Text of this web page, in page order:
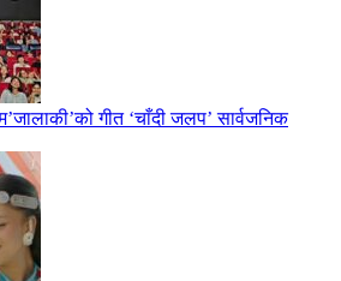
गीत ‘चाँदी जलप’ सार्वजनिक